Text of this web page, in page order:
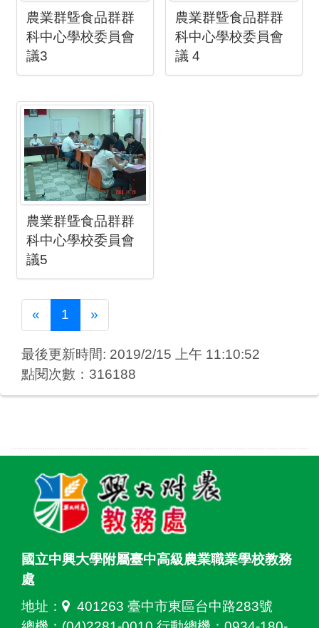
農業群曁食品群群
科中心學校委員會
議3
農業群曁食品群群
科中心學校委員會
議 4
農業群曁食品群群
科中心學校委員會
議5
« Previous
1 »Next
最後更新時間: 2019/2/15 上午 11:10:52
點閱次數：316188
國立中興大學附屬臺中高級農業職業學校教務
處
地址：
401263 臺中市東區台中路283號